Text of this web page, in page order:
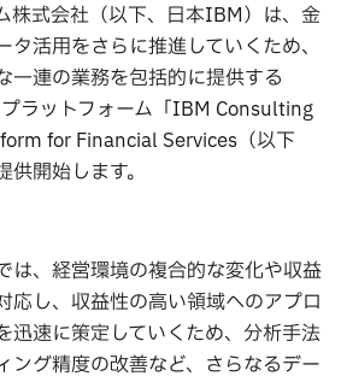
株式会社（以下、日本IBM）は、金
活用をさらに推進していくため、
一連の業務を包括的に提供する
ラットフォーム「IBM Consulting
for Financial Services（以下
開始します。
は、経営環境の複合的な変化や収益
応し、収益性の高い領域へのアプロ
迅速に策定していくため、分析手法
ング精度の改善など、さらなるデー